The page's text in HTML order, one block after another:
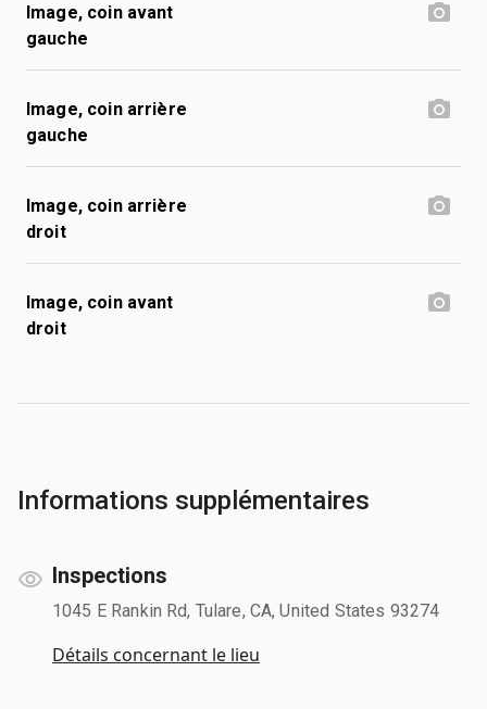
Image, coin avant
gauche
Image, coin arrière
gauche
Image, coin arrière
droit
Image, coin avant
droit
Informations supplémentaires
Inspections
1045 E Rankin Rd, Tulare, CA, United States 93274
Détails concernant le lieu